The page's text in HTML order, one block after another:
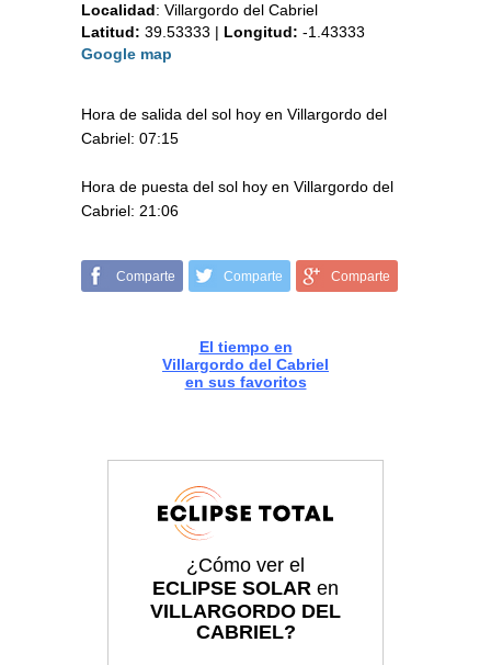
Localidad: Villargordo del Cabriel
Latitud: 39.53333 | Longitud: -1.43333
Google map
Hora de salida del sol hoy en Villargordo del
Cabriel: 07:15
Hora de puesta del sol hoy en Villargordo del
Cabriel: 21:06
Comparte Comparte Comparte
El tiempo en
Villargordo del Cabriel
en sus favoritos
¿Cómo ver el
ECLIPSE SOLAR en
VILLARGORDO DEL
CABRIEL?